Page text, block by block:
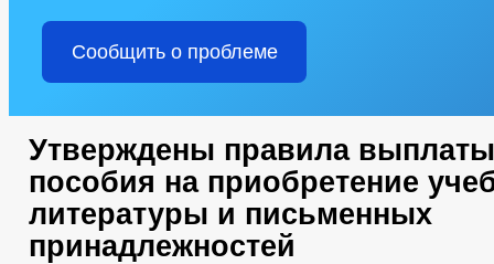
Сообщить о проблеме
Утверждены правила
пособия на приобретение
литературы и письменных
принадлежностей